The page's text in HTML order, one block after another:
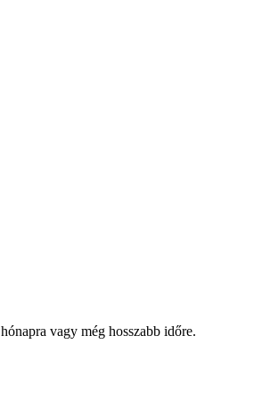
vagy még hosszabb időre.